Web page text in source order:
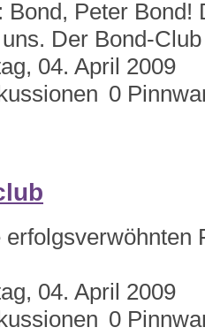
Bond, Peter Bond!
Der Bond-
04. April 2009
0
04. April 2009
0